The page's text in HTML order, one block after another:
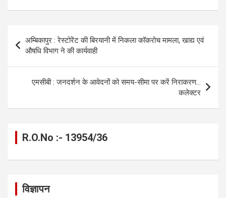
o
o
k
g
er
A
p
p
a
n
Post
navigation
अम्बिकापुर : रेस्टोरेंट की बिरयानी में निकला कॉकरोच मामला, खाद्य एवं
औषधि विभाग ने की कार्यवाही
एमसीबी : जनदर्शन के आवेदनों को समय-सीमा पर करें निराकरण…
कलेक्टर
R.O.No :- 13954/36
विज्ञापन